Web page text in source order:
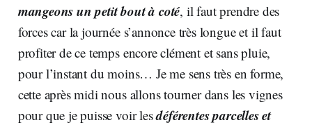
mangeons un petit bout à coté, il faut prendre des
forces car la journée s’annonce très longue et il faut
profiter de ce temps encore clément et sans pluie,
pour l’instant du moins… Je me sens très en forme,
cette après midi nous allons tourner dans les vignes
pour que je puisse voir lesdéférentes parcelles et